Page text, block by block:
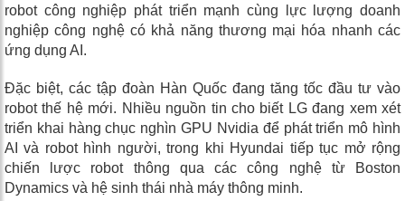
robot công nghiệp phát triển mạnh cùng lực lượng doanh
nghiệp công nghệ có khả năng thương mại hóa nhanh các
ứng dụng AI.
Đặc biệt, các tập đoàn Hàn Quốc đang tăng tốc đầu tư vào
robot thế hệ mới. Nhiều nguồn tin cho biết LG đang xem xét
triển khai hàng chục nghìn GPU Nvidia để phát triển mô hình
AI và robot hình người, trong khi Hyundai tiếp tục mở rộng
chiến lược robot thông qua các công nghệ từ Boston
Dynamics và hệ sinh thái nhà máy thông minh.